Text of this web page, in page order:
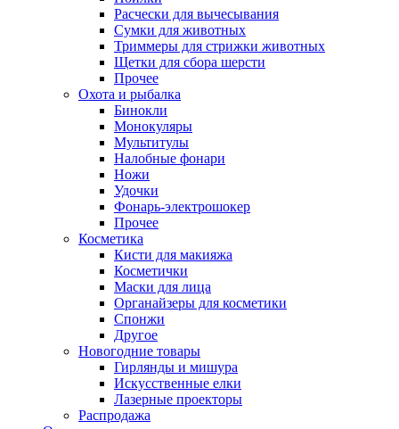
Расчески для вычесывания
Сумки для животных
Триммеры для стрижки животных
Щетки для сбора шерсти
Прочее
Охота и рыбалка
Бинокли
Монокуляры
Мультитулы
Налобные фонари
Ножи
Удочки
Фонарь-электрошокер
Прочее
Косметика
Кисти для макияжа
Косметички
Маски для лица
Органайзеры для косметики
Спонжи
Другое
Новогодние товары
Гирлянды и мишура
Искусственные елки
Лазерные проекторы
Распродажа